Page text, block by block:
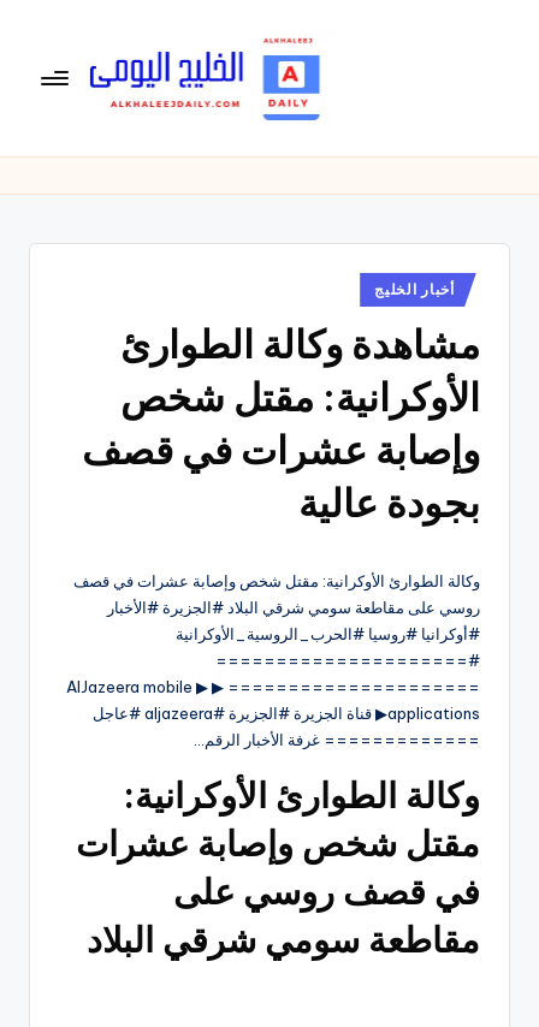
خ
يو
م
ى
متابعة
الرياضية
والسياسية
والاقتصادية.
نُشر
في
أخبار الخليج
مشاهدة وكالة الطوارئ
الأوكرانية: مقتل شخص
وإصابة عشرات في قصف
بجودة عالية
وكالة الطوارئ الأوكرانية: مقتل شخص وإصابة عشرات في قصف
روسي على مقاطعة سومي شرقي البلاد #الجزيرة #الأخبار
#أوكرانيا #روسيا #الحرب_الروسية_الأوكرانية
#=====================
===================== ▶ ▶ AlJazeera mobile
applications▶ قناة الجزيرة #الجزيرة #aljazeera #عاجل
============= غرفة الأخبار الرقم…
وكالة الطوارئ الأوكرانية:
مقتل شخص وإصابة عشرات
في قصف روسي على
مقاطعة سومي شرقي البلاد